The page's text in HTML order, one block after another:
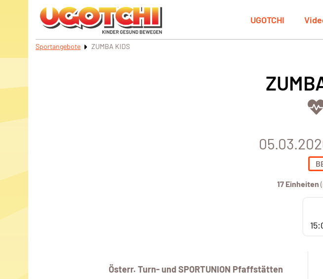
UGOTCHI
Sportangebote ZUMBA KIDS
17 Einheiten
Österr. Turn- und SPORTUNION Pfaffstätten